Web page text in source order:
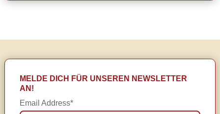
MELDE DICH FÜR UNSEREN NEWSLETTER
AN!
Email Address*